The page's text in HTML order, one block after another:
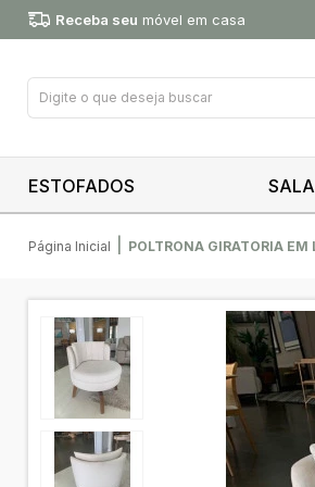
Receba seu móvel em casa
ESTOFADOS
Página Inicial POLTRONA GIRATORIA